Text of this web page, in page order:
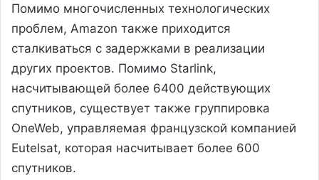
Помимо многочисленных технологических
проблем, Amazon также приходится
сталкиваться с задержками в реализации
других проектов. Помимо Starlink,
насчитывающей более 6400 действующих
спутников, существует также группировка
OneWeb, управляемая французской компанией
Eutelsat, которая насчитывает более 600
спутников.